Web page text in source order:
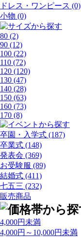
ドレス・ワンピース (0)
小物 (0)
80 (2)
90 (12)
100 (22)
110 (72)
120 (120)
130 (47)
140 (28)
150 (63)
160 (73)
170 (8)
卒園・入学式 (187)
卒業式 (148)
発表会 (369)
お受験服 (89)
結婚式 (411)
七五三 (232)
販売商品
4,000円未満
4,000円～10,000円未満